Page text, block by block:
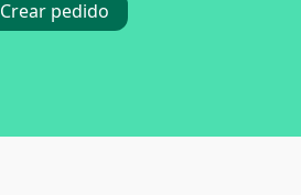
Crear pedido